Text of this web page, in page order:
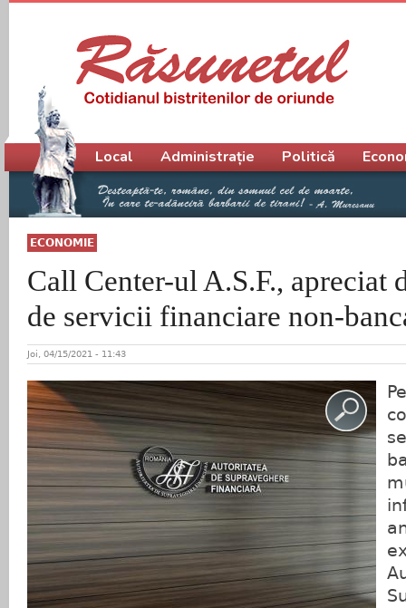
ECONOMIE
Call Center-ul A.S.F., apreciat
de servicii financiare non-
Joi, 04/15/2021 - 11:43
Meniu principal
Local Administrație Politică